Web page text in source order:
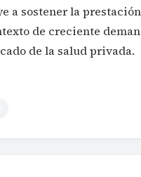
a sostener la
de creciente
de la salud privada.